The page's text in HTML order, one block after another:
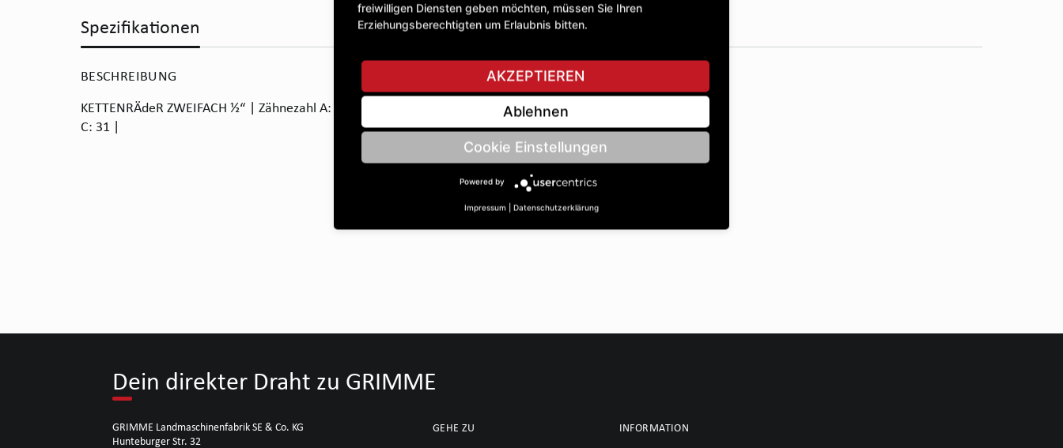
Spezifikationen
BESCHREIBUNG
KETTENRÄdeR ZWEIFACH ½“ | Zähnezahl A: 8/8 | BohrungsØ B: 20 | Länge
C: 31 |
Dein direkter Draht zu GRIMME
GRIMME Landmaschinenfabrik SE & Co. KG
Hunteburger Str. 32
GEHE ZU INFORMATION
freiwilligen Diensten geben möchten, müssen Sie Ihren
Erziehungsberechtigten um Erlaubnis bitten.
AKZEPTIEREN
Ablehnen
Cookie Einstellungen
Powered by
Impressum | Datenschutzerklärung